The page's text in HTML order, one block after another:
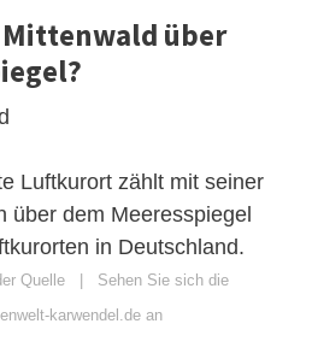
über
Luftkurort zählt mit seiner
über dem Meeresspiegel
in Deutschland.
Quelle | Sehen Sie sich die
karwendel.de an